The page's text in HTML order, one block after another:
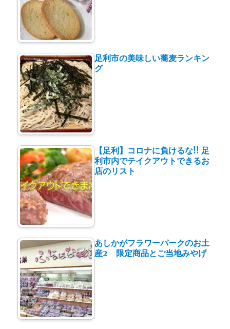
足利市の美味しい蕎麦ランキン
グ
【足利】コロナに負けるな!! 足
利市内でテイクアウトできるお
店のリスト
あしかがフラワーパークのお土
産2 限定商品とご当地みやげ